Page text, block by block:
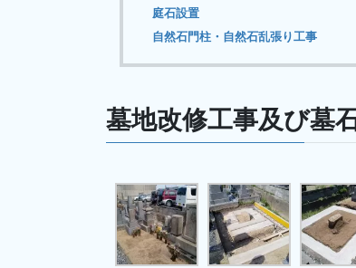
庭石設置
自然石門柱・自然石乱張り工事
墓地改修工事及び墓